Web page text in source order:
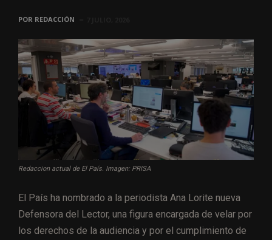
POR REDACCIÓN
Redaccion actual de El País. Imagen: PRISA
El País ha nombrado a la periodista Ana Lorite nueva
Defensora del Lector, una figura encargada de velar por
los derechos de la audiencia y por el cumplimiento de